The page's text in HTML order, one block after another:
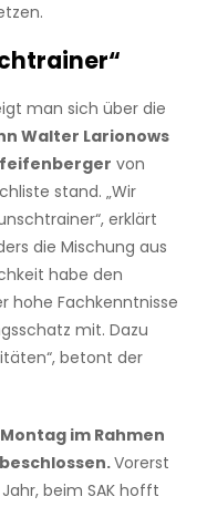
man sich über die
Walter Larionows
von
stand. „Wir
erklärt
die Mischung aus
habe den
hohe Fachkenntnisse
mit. Dazu
betont der
im Rahmen
Vorerst
beim SAK hofft